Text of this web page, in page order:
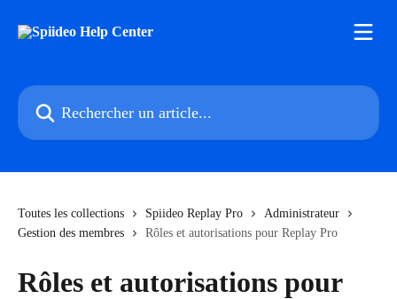
Rechercher un article...
Toutes les collections Spiideo Replay Pro
Administrateur
Gestion des membres
Rôles et autorisations pour Replay Pro
Rôles et autorisations pour